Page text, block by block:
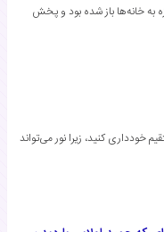
خانه‌ها باز شده بود و پخش
خودداری کنید، زیرا نور می‌تواند